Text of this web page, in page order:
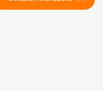
Bienvenue dans la matrice